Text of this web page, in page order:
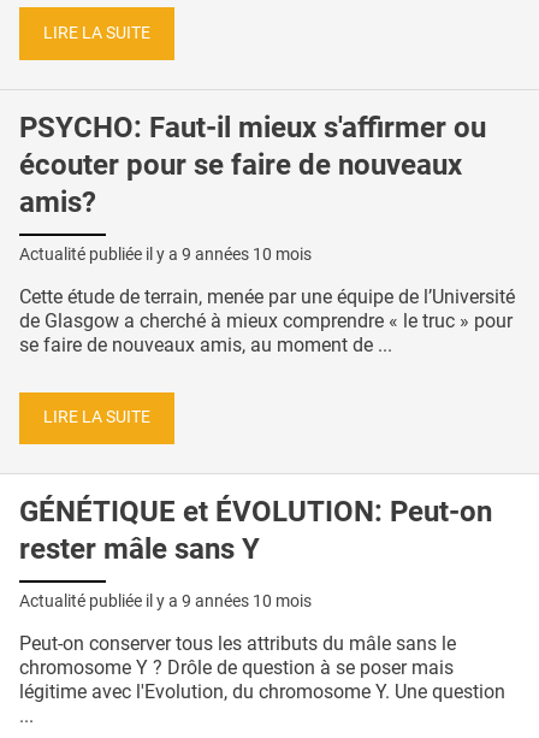
LIRE LA SUITE
PSYCHO: Faut-il mieux s'affirmer ou
écouter pour se faire de nouveaux
amis?
Actualité publiée il y a 9 années 10 mois
Cette étude de terrain, menée par une équipe de l’Université
de Glasgow a cherché à mieux comprendre « le truc » pour
se faire de nouveaux amis, au moment de ...
LIRE LA SUITE
GÉNÉTIQUE et ÉVOLUTION: Peut-on
rester mâle sans Y
Actualité publiée il y a 9 années 10 mois
Peut-on conserver tous les attributs du mâle sans le
chromosome Y ? Drôle de question à se poser mais
légitime avec l'Evolution, du chromosome Y. Une question
...